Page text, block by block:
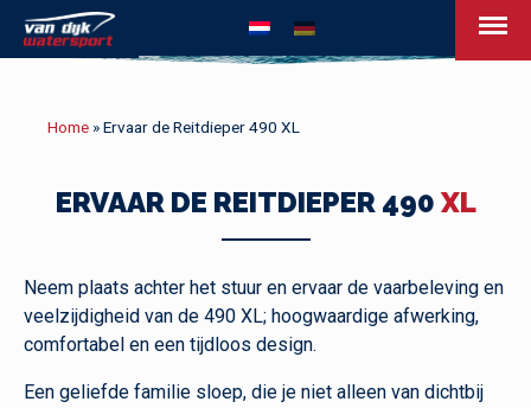
van Dijk Watersport - Uw leven op het
Home »Ervaar de Reitdieper 490 XL
ERVAAR DE REITDIEPER 490 XL
Neem plaats achter het stuur en ervaar de vaarbeleving en
veelzijdigheid van de 490 XL; hoogwaardige afwerking,
comfortabel en een tijdloos design.
Een geliefde familie sloep, die je niet alleen van dichtbij